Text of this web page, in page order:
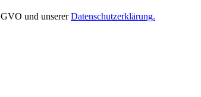
und unsererDatenschutzerklärung.